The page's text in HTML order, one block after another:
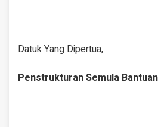
Datuk Yang Dipertua,
Penstrukturan Semula